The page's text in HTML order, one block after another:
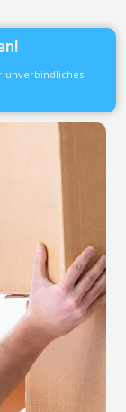
unverbindliches